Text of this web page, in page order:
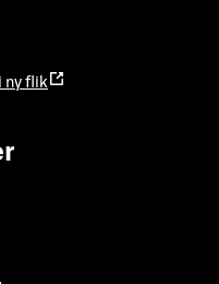
ny flik